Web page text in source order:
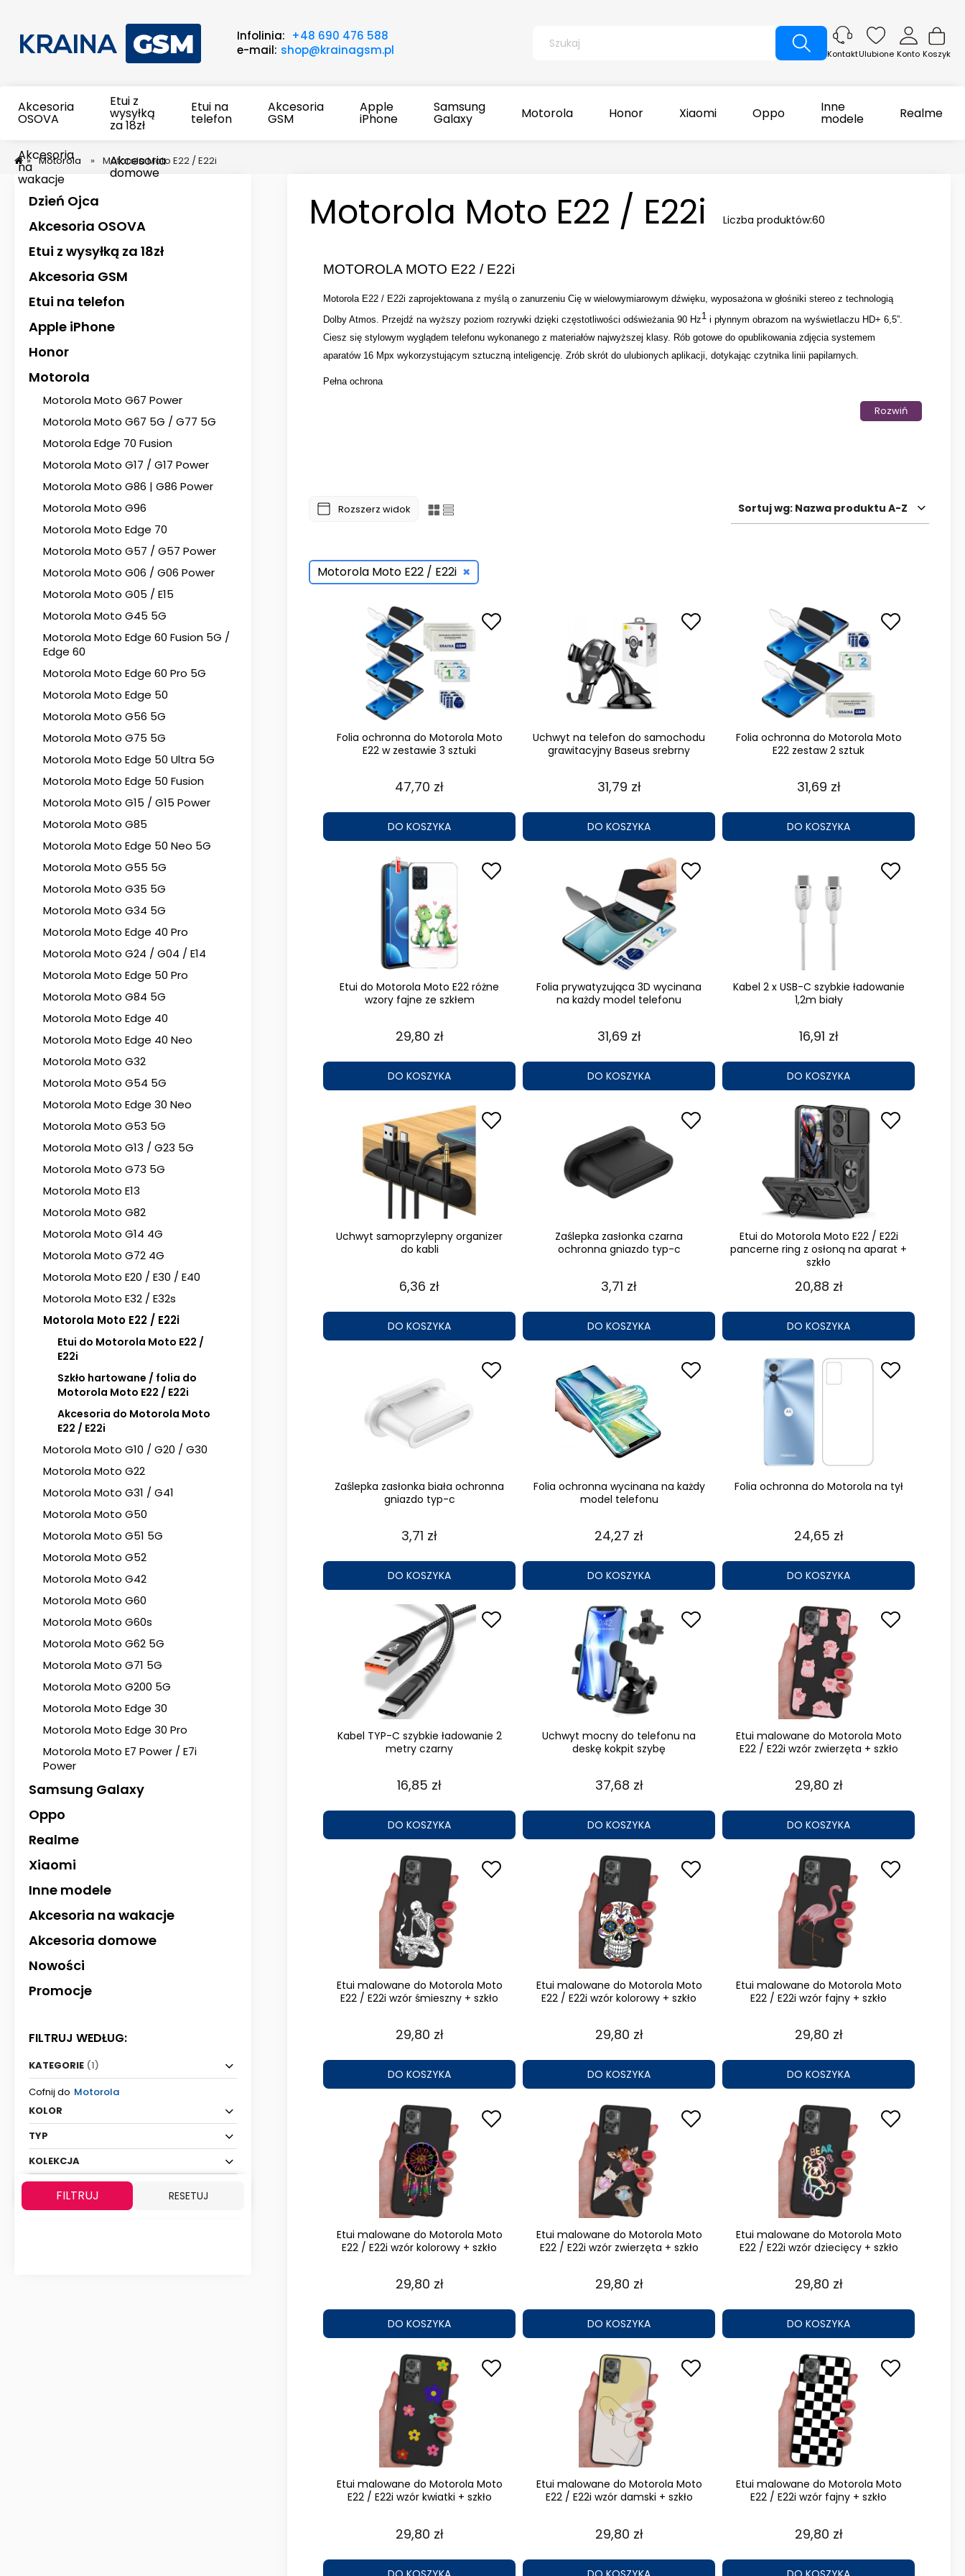
Infolinia: +48 690 476 588
e-mail: shop@krainagsm.pl Koszyk
Konto
KontaktUlubione
Akcesoria
OSOVA
Etui z
wysyłką
za 18zł
Etui na
telefon
Akcesoria
GSM
Apple
iPhone
Samsung
Galaxy Motorola Honor Xiaomi Oppo Inne
modele Realme
Akcesoria
na
wakacje
Akcesoria
domowe
» Motorola » Motorola Moto E22 / E22i
Dzień Ojca
Akcesoria OSOVA
Etui z wysyłką za 18zł
Akcesoria GSM
Etui na telefon
Apple iPhone
Honor
Motorola
Motorola Moto G67 Power
Motorola Moto G67 5G / G77 5G
Motorola Edge 70 Fusion
Motorola Moto G17 / G17 Power
Motorola Moto G86 | G86 Power
Motorola Moto G96
Motorola Moto Edge 70
Motorola Moto G57 / G57 Power
Motorola Moto G06 / G06 Power
Motorola Moto G05 / E15
Motorola Moto G45 5G
Motorola Moto Edge 60 Fusion 5G /
Edge 60
Motorola Moto Edge 60 Pro 5G
Motorola Moto Edge 50
Motorola Moto G56 5G
Motorola Moto G75 5G
Motorola Moto Edge 50 Ultra 5G
Motorola Moto Edge 50 Fusion
Motorola Moto G15 / G15 Power
Motorola Moto G85
Motorola Moto Edge 50 Neo 5G
Motorola Moto G55 5G
Motorola Moto G35 5G
Motorola Moto G34 5G
Motorola Moto Edge 40 Pro
Motorola Moto G24 / G04 / E14
Motorola Moto Edge 50 Pro
Motorola Moto G84 5G
Motorola Moto Edge 40
Motorola Moto Edge 40 Neo
Motorola Moto G32
Motorola Moto G54 5G
Motorola Moto Edge 30 Neo
Motorola Moto G53 5G
Motorola Moto G13 / G23 5G
Motorola Moto G73 5G
Motorola Moto E13
Motorola Moto G82
Motorola Moto G14 4G
Motorola Moto G72 4G
Motorola Moto E20 / E30 / E40
Motorola Moto E32 / E32s
Motorola Moto E22 / E22i
Etui do Motorola Moto E22 /
E22i
Szkło hartowane / folia do
Motorola Moto E22 / E22i
Akcesoria do Motorola Moto
E22 / E22i
Motorola Moto G10 / G20 / G30
Motorola Moto G22
Motorola Moto G31 / G41
Motorola Moto G50
Motorola Moto G51 5G
Motorola Moto G52
Motorola Moto G42
Motorola Moto G60
Motorola Moto G60s
Motorola Moto G62 5G
Motorola Moto G71 5G
Motorola Moto G200 5G
Motorola Moto Edge 30
Motorola Moto Edge 30 Pro
Motorola Moto E7 Power / E7i
Power
Samsung Galaxy
Oppo
Realme
Xiaomi
Inne modele
Akcesoria na wakacje
Akcesoria domowe
Nowości
Promocje
FILTRUJ WEDŁUG:
KATEGORIE (1)
Cofnij do Motorola
KOLOR
TYP
KOLEKCJA
FILTRUJ RESETUJ
Motorola Moto E22 / E22i Liczba produktów:60
MOTOROLA MOTO E22 / E22i
Motorola E22 / E22i zaprojektowana z myślą o zanurzeniu Cię w wielowymiarowym dźwięku, wyposażona w głośniki stereo z technologią
Dolby Atmos. Przejdź na wyższy poziom rozrywki dzięki częstotliwości odświeżania 90 Hz1 i płynnym obrazom na wyświetlaczu HD+ 6,5”.
Ciesz się stylowym wyglądem telefonu wykonanego z materiałów najwyższej klasy. Rób gotowe do opublikowania zdjęcia systemem
aparatów 16 Mpx wykorzystującym sztuczną inteligencję. Zrób skrót do ulubionych aplikacji, dotykając czytnika linii papilarnych.
Pełna ochrona
Zgrabna sylwetka, szeroki ekran, piękna jakość obrazu – to cechy charakterystyczne Motoroli. Szkoda byłoby zmieniać ten kształt, dlatego
, która mimo niepozornego wyglądu doskonale spełnia swoją ochronną
Rozwiń
Rozszerz widok Sortuj wg: Nazwa produktu A-Z
Motorola Moto E22 / E22i ×
Folia ochronna do Motorola Moto
E22 w zestawie 3 sztuki
47,70 zł
DO KOSZYKA
Uchwyt na telefon do samochodu
grawitacyjny Baseus srebrny
31,79 zł
DO KOSZYKA
Folia ochronna do Motorola Moto
E22 zestaw 2 sztuk
31,69 zł
DO KOSZYKA
Etui do Motorola Moto E22 różne
wzory fajne ze szkłem
29,80 zł
DO KOSZYKA
Folia prywatyzująca 3D wycinana
na każdy model telefonu
31,69 zł
DO KOSZYKA
Kabel 2 x USB-C szybkie ładowanie
1,2m biały
16,91 zł
DO KOSZYKA
Uchwyt samoprzylepny organizer
do kabli
6,36 zł
DO KOSZYKA
Zaślepka zasłonka czarna
ochronna gniazdo typ-c
3,71 zł
DO KOSZYKA
Etui do Motorola Moto E22 / E22i
pancerne ring z osłoną na aparat +
szkło
20,88 zł
DO KOSZYKA
Zaślepka zasłonka biała ochronna
gniazdo typ-c
3,71 zł
DO KOSZYKA
Folia ochronna wycinana na każdy
model telefonu
24,27 zł
DO KOSZYKA
Folia ochronna do Motorola na tył
24,65 zł
DO KOSZYKA
Kabel TYP-C szybkie ładowanie 2
metry czarny
16,85 zł
DO KOSZYKA
Uchwyt mocny do telefonu na
deskę kokpit szybę
37,68 zł
DO KOSZYKA
Etui malowane do Motorola Moto
E22 / E22i wzór zwierzęta + szkło
29,80 zł
DO KOSZYKA
Etui malowane do Motorola Moto
E22 / E22i wzór śmieszny + szkło
29,80 zł
DO KOSZYKA
Etui malowane do Motorola Moto
E22 / E22i wzór kolorowy + szkło
29,80 zł
DO KOSZYKA
Etui malowane do Motorola Moto
E22 / E22i wzór fajny + szkło
29,80 zł
DO KOSZYKA
Etui malowane do Motorola Moto
E22 / E22i wzór kolorowy + szkło
29,80 zł
DO KOSZYKA
Etui malowane do Motorola Moto
E22 / E22i wzór zwierzęta + szkło
29,80 zł
DO KOSZYKA
Etui malowane do Motorola Moto
E22 / E22i wzór dziecięcy + szkło
29,80 zł
DO KOSZYKA
Etui malowane do Motorola Moto
E22 / E22i wzór kwiatki + szkło
29,80 zł
Etui malowane do Motorola Moto
E22 / E22i wzór damski + szkło
29,80 zł
Etui malowane do Motorola Moto
E22 / E22i wzór fajny + szkło
29,80 zł